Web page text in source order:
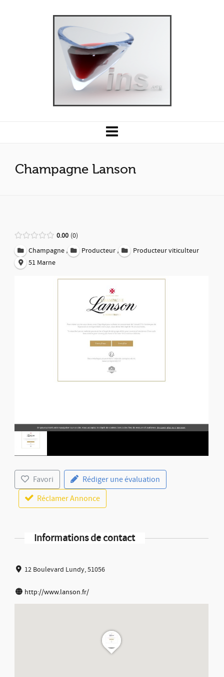
Champagne Lanson
0.00 0
Champagne , Producteur ,
Producteur viticulteur
51 Marne
Favori
Rédiger une évaluation
Réclamer Annonce
Informations de contact
12 Boulevard Lundy, 51056
http://www.lanson.fr/